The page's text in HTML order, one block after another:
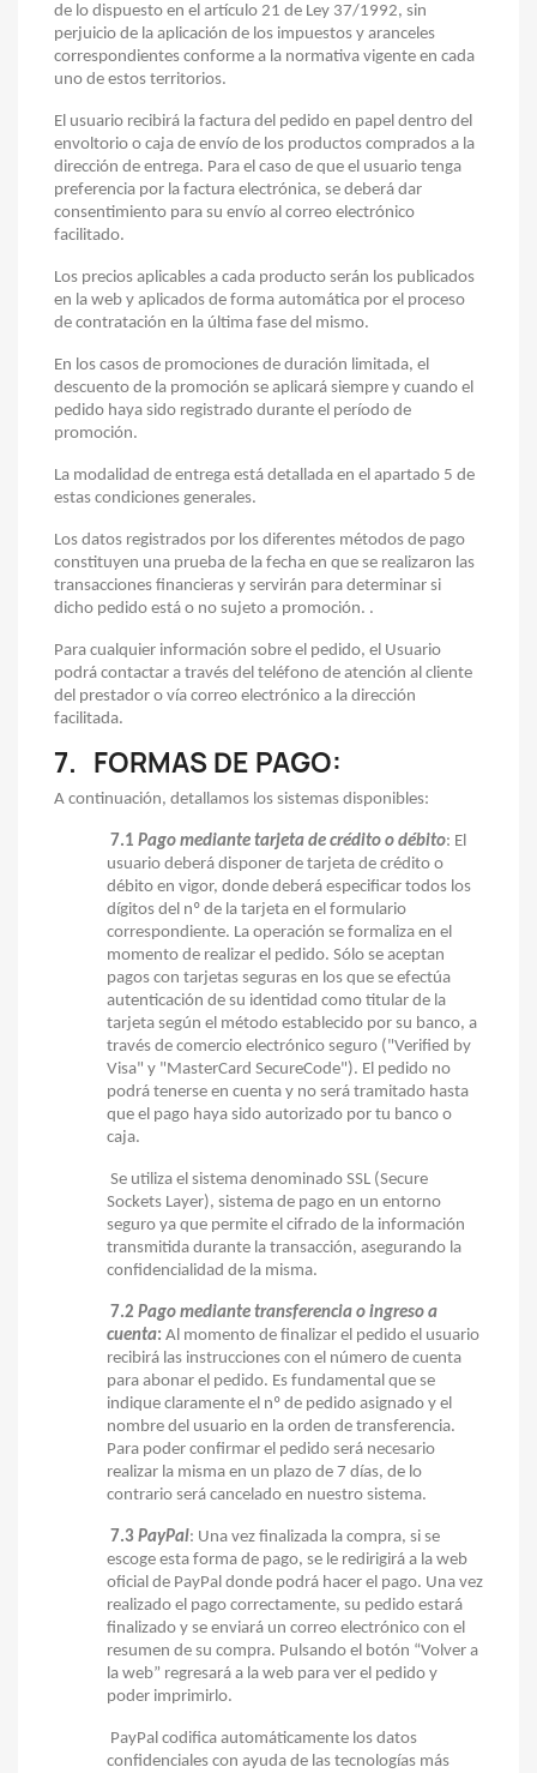
de lo dispuesto en el artículo 21 de Ley 37/1992, sin
perjuicio de la aplicación de los impuestos y aranceles
correspondientes conforme a la normativa vigente en cada
uno de estos territorios.
El usuario recibirá la factura del pedido en papel dentro del
envoltorio o caja de envío de los productos comprados a la
dirección de entrega. Para el caso de que el usuario tenga
preferencia por la factura electrónica, se deberá dar
consentimiento para su envío al correo electrónico
facilitado.
Los precios aplicables a cada producto serán los publicados
en la web y aplicados de forma automática por el proceso
de contratación en la última fase del mismo.
En los casos de promociones de duración limitada, el
descuento de la promoción se aplicará siempre y cuando el
pedido haya sido registrado durante el período de
promoción.
La modalidad de entrega está detallada en el apartado 5 de
estas condiciones generales.
Los datos registrados por los diferentes métodos de pago
constituyen una prueba de la fecha en que se realizaron las
transacciones financieras y servirán para determinar si
dicho pedido está o no sujeto a promoción. .
Para cualquier información sobre el pedido, el Usuario
podrá contactar a través del teléfono de atención al cliente
del prestador o vía correo electrónico a la dirección
facilitada.
7. FORMAS DE PAGO:
A continuación, detallamos los sistemas disponibles:
7.1Pago mediante tarjeta de crédito o débito: El
usuario deberá disponer de tarjeta de crédito o
débito en vigor, donde deberá especificar todos los
dígitos del nº de la tarjeta en el formulario
correspondiente. La operación se formaliza en el
momento de realizar el pedido. Sólo se aceptan
pagos con tarjetas seguras en los que se efectúa
autenticación de su identidad como titular de la
tarjeta según el método establecido por su banco, a
través de comercio electrónico seguro ("Verified by
Visa" y "MasterCard SecureCode"). El pedido no
podrá tenerse en cuenta y no será tramitado hasta
que el pago haya sido autorizado por tu banco o
caja.
Se utiliza el sistema denominado SSL (Secure
Sockets Layer), sistema de pago en un entorno
seguro ya que permite el cifrado de la información
transmitida durante la transacción, asegurando la
confidencialidad de la misma.
7.2Pago mediante transferencia o ingreso a
cuenta: Al momento de finalizar el pedido el usuario
recibirá las instrucciones con el número de cuenta
para abonar el pedido. Es fundamental que se
indique claramente el nº de pedido asignado y el
nombre del usuario en la orden de transferencia.
Para poder confirmar el pedido será necesario
realizar la misma en un plazo de 7 días, de lo
contrario será cancelado en nuestro sistema.
7.3PayPal: Una vez finalizada la compra, si se
escoge esta forma de pago, se le redirigirá a la web
oficial de PayPal donde podrá hacer el pago. Una vez
realizado el pago correctamente, su pedido estará
finalizado y se enviará un correo electrónico con el
resumen de su compra. Pulsando el botón “Volver a
la web” regresará a la web para ver el pedido y
poder imprimirlo.
PayPal codifica automáticamente los datos
confidenciales con ayuda de las tecnologías más